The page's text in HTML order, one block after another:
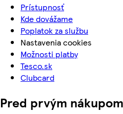
Prístupnosť
Kde dovážame
Poplatok za službu
Nastavenia cookies
Možnosti platby
Tesco.sk
Clubcard
Pred prvým nákupom